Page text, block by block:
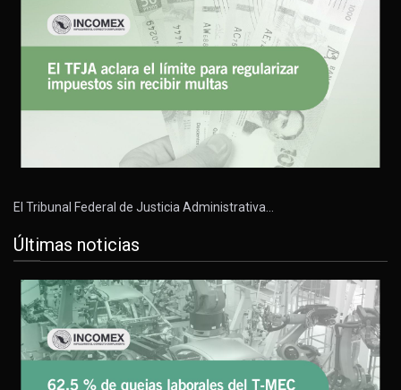
El Tribunal Federal de Justicia Administrativa…
Últimas noticias